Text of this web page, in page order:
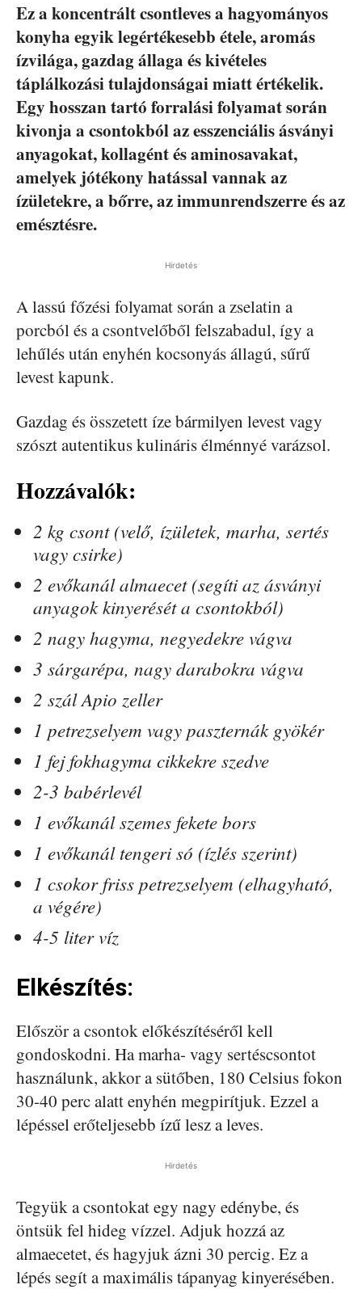
Ez a koncentrált csontleves a hagyományos
konyha egyik legértékesebb étele, aromás
ízvilága, gazdag állaga és kivételes
táplálkozási tulajdonságai miatt értékelik.
Egy hosszan tartó forralási folyamat során
kivonja a csontokból az esszenciális ásványi
anyagokat, kollagént és aminosavakat,
amelyek jótékony hatással vannak az
ízületekre, a bőrre, az immunrendszerre és az
emésztésre.
Hirdetés
A lassú főzési folyamat során a zselatin a
porcból és a csontvelőből felszabadul, így a
lehűlés után enyhén kocsonyás állagú, sűrű
levest kapunk.
Gazdag és összetett íze bármilyen levest vagy
szószt autentikus kulináris élménnyé varázsol.
Hozzávalók:
2 kg csont (velő, ízületek, marha, sertés
vagy csirke)
2 evőkanál almaecet (segíti az ásványi
anyagok kinyerését a csontokból)
2 nagy hagyma, negyedekre vágva
3 sárgarépa, nagy darabokra vágva
2 szál Apio zeller
1 petrezselyem vagy paszternák gyökér
1 fej fokhagyma cikkekre szedve
2-3 babérlevél
1 evőkanál szemes fekete bors
1 evőkanál tengeri só (ízlés szerint)
1 csokor friss petrezselyem (elhagyható,
a végére)
4-5 liter víz
Elkészítés:
Először a csontok előkészítéséről kell
gondoskodni. Ha marha- vagy sertéscsontot
használunk, akkor a sütőben, 180 Celsius fokon
30-40 perc alatt enyhén megpirítjuk. Ezzel a
lépéssel erőteljesebb ízű lesz a leves.
Hirdetés
Tegyük a csontokat egy nagy edénybe, és
öntsük fel hideg vízzel. Adjuk hozzá az
almaecetet, és hagyjuk ázni 30 percig. Ez a
lépés segít a maximális tápanyag kinyerésében.